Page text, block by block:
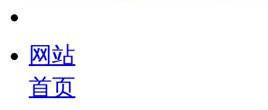
网站
首页